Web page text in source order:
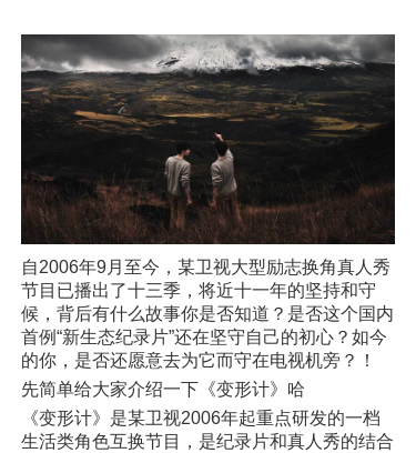
自2006年9月至今，某卫视大型励志换角真人秀
节目已播出了十三季，将近十一年的坚持和守
候，背后有什么故事你是否知道？是否这个国内
首例“新生态纪录片”还在坚守自己的初心？如今
的你，是否还愿意去为它而守在电视机旁？！
先简单给大家介绍一下《变形计》哈
《变形计》是某卫视2006年起重点研发的一档
生活类角色互换节目，是纪录片和真人秀的结合